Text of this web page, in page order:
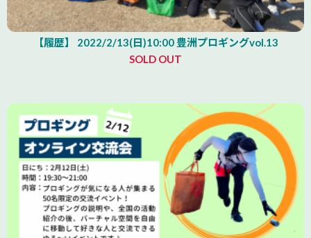
【履歴】 2022/2/13(日)10:00 豊洲プロギングvol.13
SOLD OUT